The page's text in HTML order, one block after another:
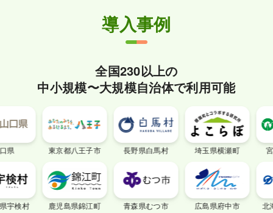
そのほか、産婦人科・小児科オンラインを導入し
ている企業のサービスをご利用いただくと、合言
る企業の一例は、下記の「導入事例」に掲載して
導入事例
全国230以上の
中小規模〜大規模自治体で利用可能
村
東京都八王子市
鹿児島県錦江町
長野県白馬村
青森県むつ市
埼玉県横瀬町
広島県府中市
宮城
北海